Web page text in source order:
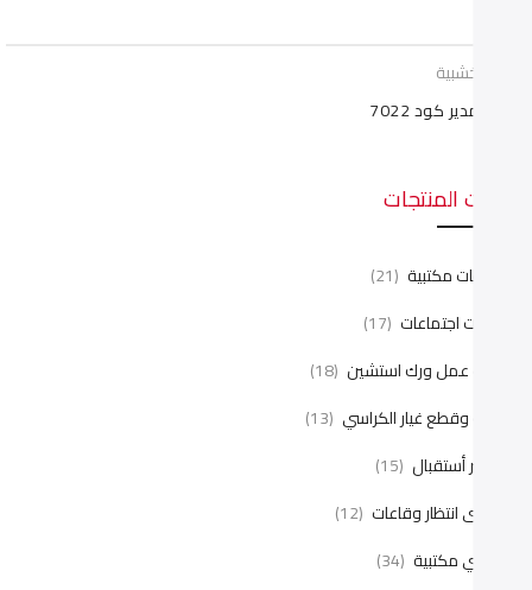
خشبية
مدير كود 7022
المنتجات
مكتبية (21)
اجتماعات (17)
عمل ورك استشين (18)
وقطع غيار الكراسي (13)
أستقبال (15)
انتظار وقاعات (12)
مكتبية (34)